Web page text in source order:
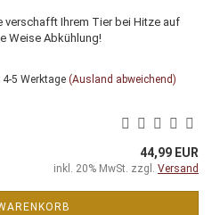
verschafft Ihrem Tier bei Hitze auf
Weise Abkühlung!
4-5 Werktage (Ausland abweichend)
44,99 EUR
inkl. 20% MwSt. zzgl. Versand